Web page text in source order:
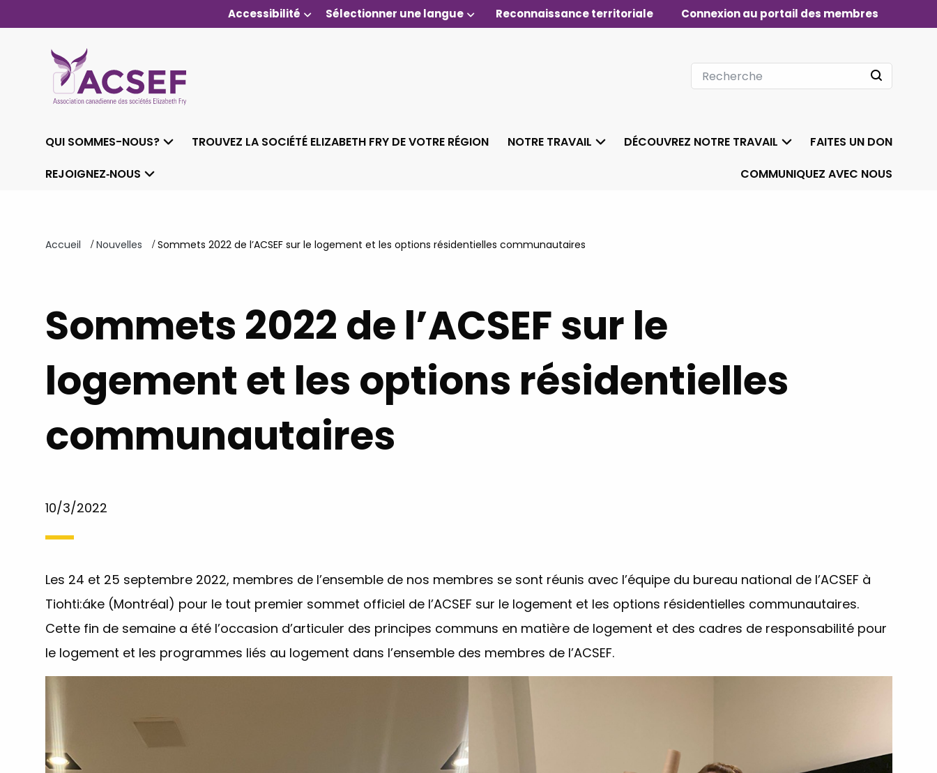
Accessibilité Sélectionner une langue Reconnaissance territoriale Connexion au portail des membres
QUI SOMMES-NOUS? TROUVEZ LA SOCIÉTÉ ELIZABETH FRY DE VOTRE RÉGION NOTRE TRAVAIL DÉCOUVREZ NOTRE TRAVAIL
FAITES UN DON
REJOIGNEZ‑NOUS
COMMUNIQUEZ AVEC NOUS
Accueil /Nouvelles /Sommets 2022 de l’ACSEF sur le logement et les options résidentielles communautaires
Sommets 2022 de l’ACSEF sur le
logement et les options résidentielles
communautaires
10/3/2022
Les 24 et 25 septembre 2022, membres de l’ensemble de nos membres se sont réunis avec l’équipe du bureau national de l’ACSEF à
Tiohti:áke (Montréal) pour le tout premier sommet officiel de l’ACSEF sur le logement et les options résidentielles communautaires.
Cette fin de semaine a été l’occasion d’articuler des principes communs en matière de logement et des cadres de responsabilité pour
le logement et les programmes liés au logement dans l’ensemble des membres de l’ACSEF.